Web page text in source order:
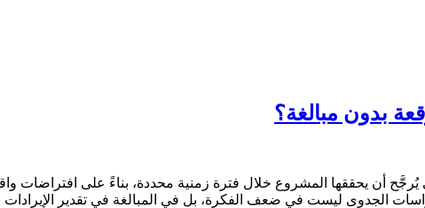
بدون مبالغة؟
يُرجَّح أن يحققها المشروع خلال فترة زمنية محددة، بناءً على افتراضات
الجدوى ليست في ضعف الفكرة، بل في المبالغة في تقدير الإيرادات